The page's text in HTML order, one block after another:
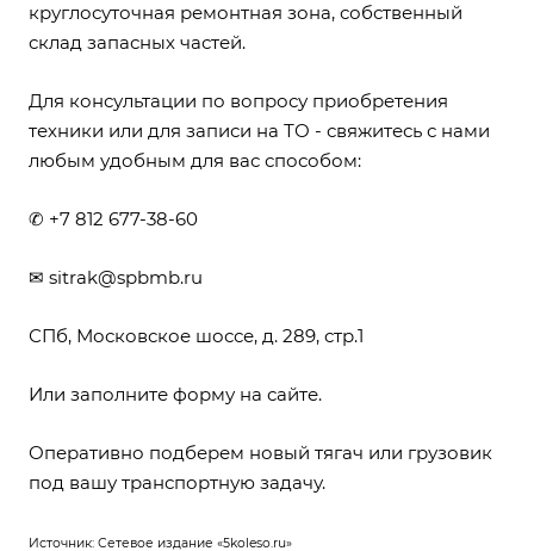
круглосуточная ремонтная зона, собственный
склад запасных частей.
Для консультации по вопросу приобретения
техники или для записи на ТО - свяжитесь с нами
любым удобным для вас способом:
✆ +7 812 677-38-60
✉ sitrak@spbmb.ru
СПб, Московское шоссе, д. 289, стр.1
Или заполните форму на сайте.
Оперативно подберем новый тягач или грузовик
под вашу транспортную задачу.
Источник: Сетевое издание «5koleso.ru»